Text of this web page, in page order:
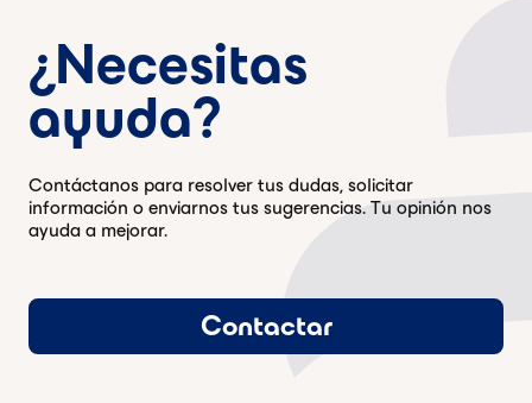
¿Necesitas
ayuda?
Contáctanos para resolver tus dudas, solicitar
información o enviarnos tus sugerencias. Tu opinión nos
ayuda a mejorar.
Contactar